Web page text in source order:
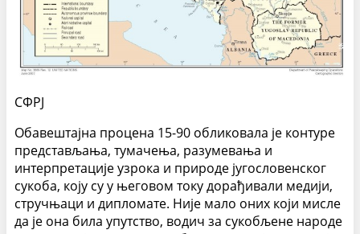
СФРЈ
Обавештајна процена 15-90 обликовала је контуре
представљања, тумачења, разумевања и
интерпретације узрока и природе југословенског
сукоба, коју су у његовом току дорађивали медији,
стручњаци и дипломате. Није мало оних који мисле
да је она била упутство, водич за сукобљене народе